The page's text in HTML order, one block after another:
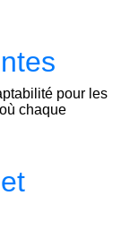
pour les
chaque